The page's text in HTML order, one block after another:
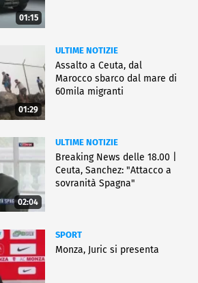
01:15
01:29
ULTIME NOTIZIE
Assalto a Ceuta, dal
Marocco sbarco dal mare di
60mila migranti
02:04
ULTIME NOTIZIE
Breaking News delle 18.00 |
Ceuta, Sanchez: "Attacco a
sovranità Spagna"
SPORT
Monza, Juric si presenta